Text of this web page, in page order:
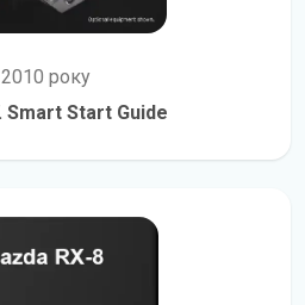
року
Smart Start Guide